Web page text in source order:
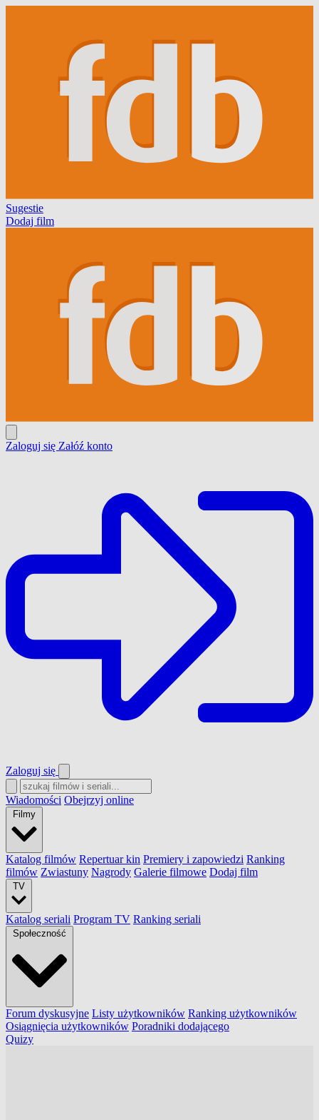
Sugestie
Dodaj film
Zaloguj się Załóź konto
Zaloguj się
Wiadomości Obejrzyj online
Filmy
Katalog filmów Repertuar kin Premiery i zapowiedzi Ranking
filmów Zwiastuny Nagrody Galerie filmowe Dodaj film
TV
Katalog seriali Program TV Ranking seriali
Społeczność
Forum dyskusyjne Listy użytkowników Ranking użytkowników
Osiągnięcia użytkowników Poradniki dodającego
Quizy